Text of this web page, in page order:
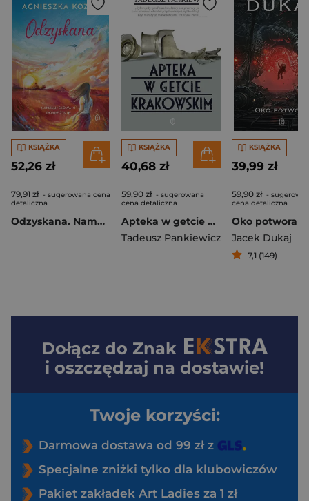
KSIĄŻKA
52,26 zł
79,91 zł - sugerowana cena
detaliczna
Odzyskana. Namaluj słowami dobre życie
KSIĄŻKA
40,68 zł
59,90 zł - sugerowana
cena detaliczna
Apteka w getcie krakowskim
Tadeusz Pankiewicz
KSIĄŻKA
39,99 zł
59,90 zł -
cena detaliczna
Oko potwora
Jacek Dukaj
7,1 (149)
Dołącz do Znak
i oszczędzaj na dostawie!
Twoje korzyści:
Darmowa dostawa od 99 zł z
Specjalne zniżki tylko dla klubowiczów
Pakiet zakładek Art Ladies za 1 zł